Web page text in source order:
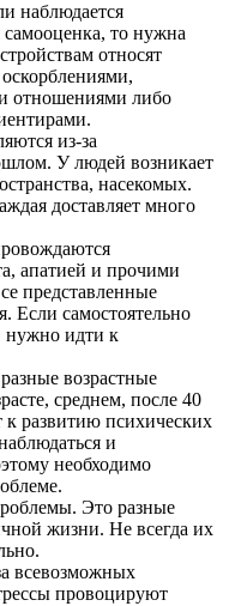
наблюдается
то нужна
относят
отношениями либо
из-за
У людей возникает
насекомых.
доставляет много
апатией и прочими
представленные
Если самостоятельно
нужно идти к
возрастные
среднем, после 40
к развитию психических
и
необходимо
Это разные
жизни. Не всегда их
всевозможных
провоцируют